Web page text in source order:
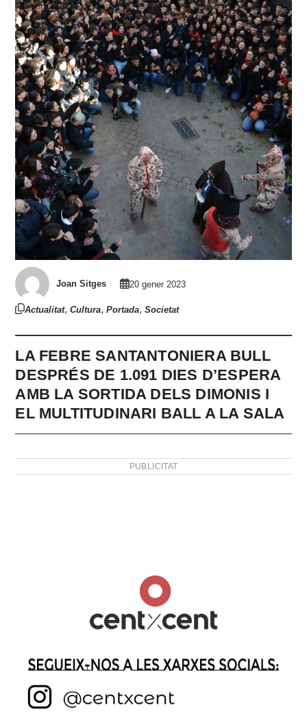
Joan Sitges 20 gener 2023
Actualitat,Cultura,Portada,Societat
LA FEBRE SANTANTONIERA BULL
DESPRÉS DE 1.091 DIES D’ESPERA
AMB LA SORTIDA DELS DIMONIS I
EL MULTITUDINARI BALL A LA SALA
PUBLICITAT